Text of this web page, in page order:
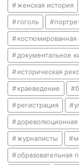
женская история
гоголь
костюмированная
документальное
историческая
краеведение
регистрация
дореволюционная
журналисты
образовательная